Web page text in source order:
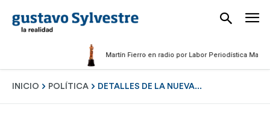
Martín Fierro en radio por Labor Periodística Masculina
INICIO POLÍTICA DETALLES DE LA NUEVA...